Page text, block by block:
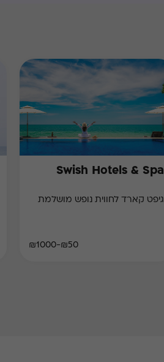
Swish Hotels & Spa
גיפט קארד לחווית נופש מושלמת
₪50-₪1000